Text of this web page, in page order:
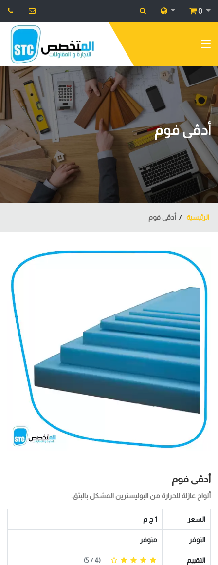
0
أدڤى فوم
الرئيسية أدڤى فوم
أدڤى فوم
ألواح عازلة للحرارة من البوليسترين المشكل بالبثق.
السعر 1 ج م
التوفر متوفر
التقييم (
4
/ 5)